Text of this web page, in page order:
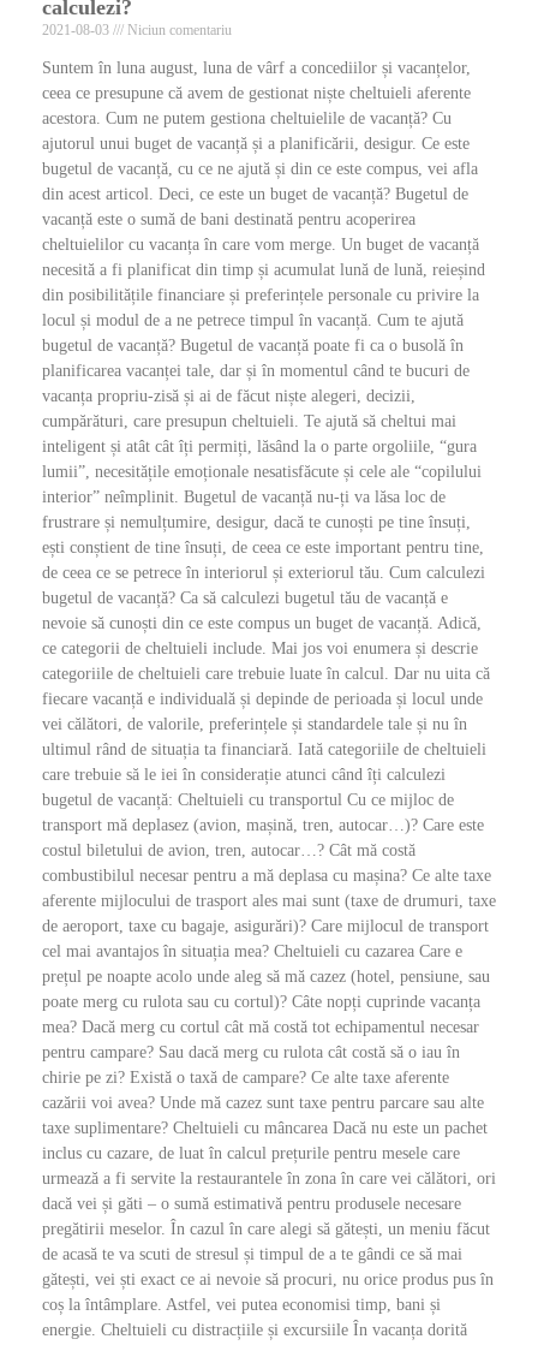
calculezi?
2021-08-03 Niciun comentariu
Suntem în luna august, luna de vârf a concediilor și vacanțelor,
ceea ce presupune că avem de gestionat niște cheltuieli aferente
acestora. Cum ne putem gestiona cheltuielile de vacanță? Cu
ajutorul unui buget de vacanță și a planificării, desigur. Ce este
bugetul de vacanță, cu ce ne ajută și din ce este compus, vei afla
din acest articol. Deci, ce este un buget de vacanță? Bugetul de
vacanță este o sumă de bani destinată pentru acoperirea
cheltuielilor cu vacanța în care vom merge. Un buget de vacanță
necesită a fi planificat din timp și acumulat lună de lună, reieșind
din posibilitățile financiare și preferințele personale cu privire la
locul și modul de a ne petrece timpul în vacanță. Cum te ajută
bugetul de vacanță? Bugetul de vacanță poate fi ca o busolă în
planificarea vacanței tale, dar și în momentul când te bucuri de
vacanța propriu-zisă și ai de făcut niște alegeri, decizii,
cumpărături, care presupun cheltuieli. Te ajută să cheltui mai
inteligent și atât cât îți permiți, lăsând la o parte orgoliile, “gura
lumii”, necesitățile emoționale nesatisfăcute și cele ale “copilului
interior” neîmplinit. Bugetul de vacanță nu-ți va lăsa loc de
frustrare și nemulțumire, desigur, dacă te cunoști pe tine însuți,
ești conștient de tine însuți, de ceea ce este important pentru tine,
de ceea ce se petrece în interiorul și exteriorul tău. Cum calculezi
bugetul de vacanță? Ca să calculezi bugetul tău de vacanță e
nevoie să cunoști din ce este compus un buget de vacanță. Adică,
ce categorii de cheltuieli include. Mai jos voi enumera și descrie
categoriile de cheltuieli care trebuie luate în calcul. Dar nu uita că
fiecare vacanță e individuală și depinde de perioada și locul unde
vei călători, de valorile, preferințele și standardele tale și nu în
ultimul rând de situația ta financiară. Iată categoriile de cheltuieli
care trebuie să le iei în considerație atunci când îți calculezi
bugetul de vacanță: Cheltuieli cu transportul Cu ce mijloc de
transport mă deplasez (avion, mașină, tren, autocar…)? Care este
costul biletului de avion, tren, autocar…? Cât mă costă
combustibilul necesar pentru a mă deplasa cu mașina? Ce alte taxe
aferente mijlocului de trasport ales mai sunt (taxe de drumuri, taxe
de aeroport, taxe cu bagaje, asigurări)? Care mijlocul de transport
cel mai avantajos în situația mea? Cheltuieli cu cazarea Care e
prețul pe noapte acolo unde aleg să mă cazez (hotel, pensiune, sau
poate merg cu rulota sau cu cortul)? Câte nopți cuprinde vacanța
mea? Dacă merg cu cortul cât mă costă tot echipamentul necesar
pentru campare? Sau dacă merg cu rulota cât costă să o iau în
chirie pe zi? Există o taxă de campare? Ce alte taxe aferente
cazării voi avea? Unde mă cazez sunt taxe pentru parcare sau alte
taxe suplimentare? Cheltuieli cu mâncarea Dacă nu este un pachet
inclus cu cazare, de luat în calcul prețurile pentru mesele care
urmează a fi servite la restaurantele în zona în care vei călători, ori
dacă vei și găti – o sumă estimativă pentru produsele necesare
pregătirii meselor. În cazul în care alegi să gătești, un meniu făcut
de acasă te va scuti de stresul și timpul de a te gândi ce să mai
gătești, vei ști exact ce ai nevoie să procuri, nu orice produs pus în
coș la întâmplare. Astfel, vei putea economisi timp, bani și
energie. Cheltuieli cu distracțiile și excursiile În vacanța dorită